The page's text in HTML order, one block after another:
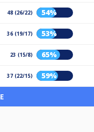
48 (26/22) 54%
36 (19/17) 53%
23 (15/8) 65%
37 (22/15) 59%